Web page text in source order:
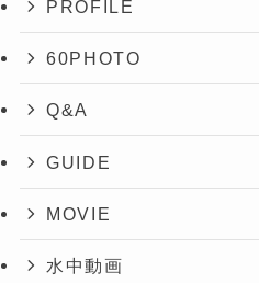
PROFILE
60PHOTO
Q&A
GUIDE
MOVIE
水中動画